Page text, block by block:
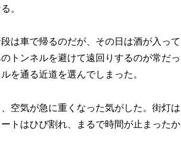
。
は車で帰るのだが、その日は酒が入って
トンネルを避けて遠回りするのが常だっ
を通る近道を選んでしまった。
空気が急に重くなった気がした。街灯は
トはひび割れ、まるで時間が止まったか